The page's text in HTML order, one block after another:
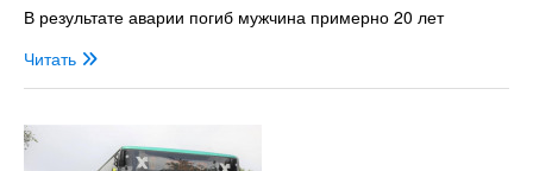
В результате аварии погиб мужчина примерно 20 лет
Читать